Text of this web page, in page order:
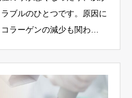
ブルのひとつです。原因に
ラーゲンの減少も関わ…